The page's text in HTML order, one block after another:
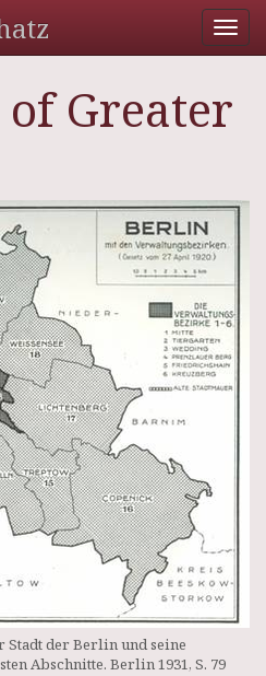
of Greater
Stadt der Berlin und seine
Abschnitte. Berlin 1931, S. 79